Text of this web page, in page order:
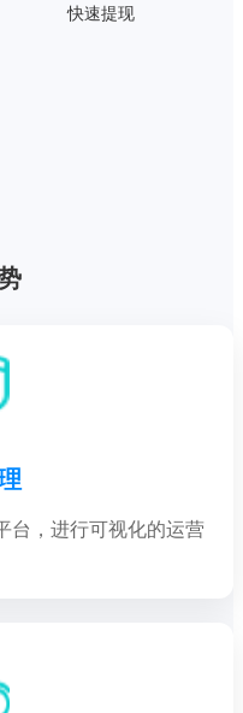
快速提现
台，进行可视化的运营